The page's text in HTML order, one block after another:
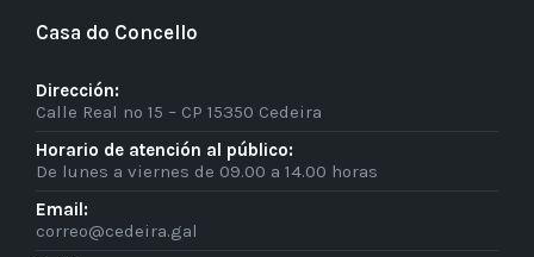
Casa do Concello
Dirección:
Calle Real nº 15 – CP 15350 Cedeira
Horario de atención al público:
De lunes a viernes de 09.00 a 14.00 horas
Email:
correo@cedeira.gal